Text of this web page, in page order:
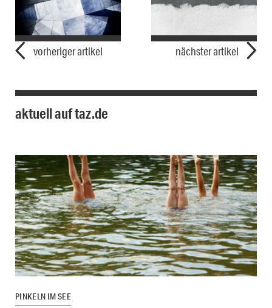
vorheriger artikel nächster artikel
aktuell auf taz.de
PINKELN IM SEE